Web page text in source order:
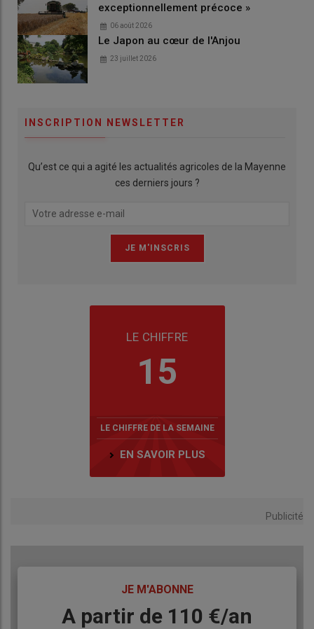
exceptionnellement précoce »
06 août 2026
Le Japon au cœur de l'Anjou
23 juillet 2026
INSCRIPTION NEWSLETTER
Qu’est ce qui a agité les actualités agricoles de la Mayenne
ces derniers jours ?
LE CHIFFRE
15
LE CHIFFRE DE LA SEMAINE
EN SAVOIR PLUS
Publicité
JE M'ABONNE
BodyA partir de 110 €/an